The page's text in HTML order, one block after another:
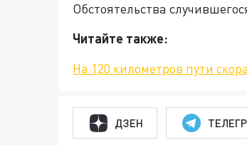
Обстоятельства
Читайте также:
На 120 километров пути
ДЗЕН